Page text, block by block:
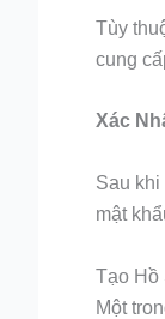
Tùy
cung
Xác
Sau
mật
Tạo Hồ
Một